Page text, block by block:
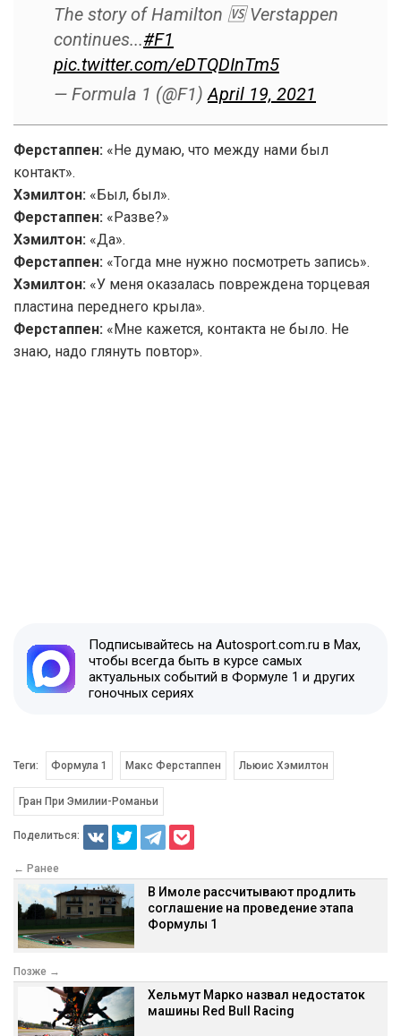
The story of Hamilton 🆚 Verstappen
continues...#F1
pic.twitter.com/eDTQDInTm5
— Formula 1 (@F1) April 19, 2021
Ферстаппен: «Не думаю, что между нами был
контакт».
Хэмилтон: «Был, был».
Ферстаппен: «Разве?»
Хэмилтон: «Да».
Ферстаппен: «Тогда мне нужно посмотреть запись».
Хэмилтон: «У меня оказалась повреждена торцевая
пластина переднего крыла».
Ферстаппен: «Мне кажется, контакта не было. Не
знаю, надо глянуть повтор».
Подписывайтесь на Autosport.com.ru в Max,
чтобы всегда быть в курсе самых
актуальных событий в Формуле 1 и других
гоночных сериях
Теги: Формула 1 Макс Ферстаппен Льюис Хэмилтон
Гран При Эмилии-Романьи
Поделиться:
← Ранее
В Имоле рассчитывают продлить
соглашение на проведение этапа
Формулы 1
Позже →
Хельмут Марко назвал недостаток
машины Red Bull Racing